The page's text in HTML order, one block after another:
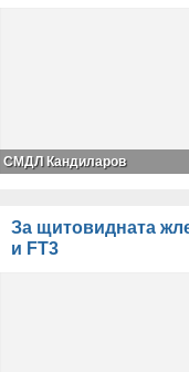
СМДЛ Кандиларов
За щитовидната
и FT3